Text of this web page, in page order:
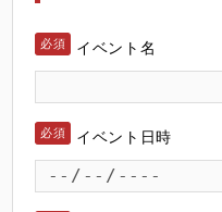
イベント名
イベント日時